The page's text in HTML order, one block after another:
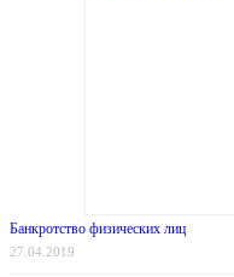
Банкротство физических лиц
27.04.2019